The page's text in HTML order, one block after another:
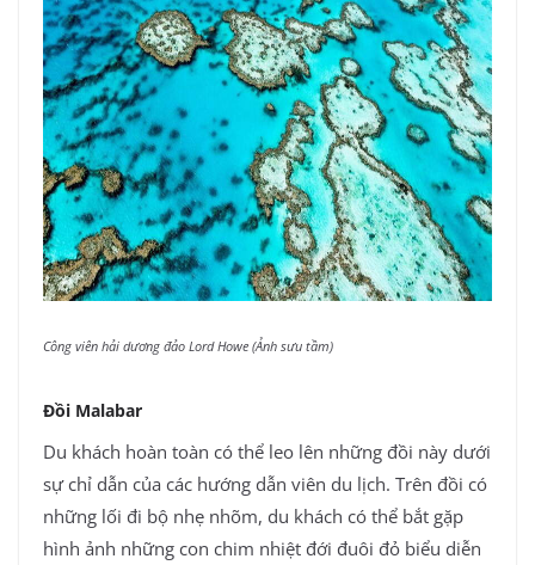
Công viên hải dương đảo Lord Howe (Ảnh sưu tầm)
Đồi Malabar
Du khách hoàn toàn có thể leo lên những đồi này dưới
sự chỉ dẫn của các hướng dẫn viên du lịch. Trên đồi có
những lối đi bộ nhẹ nhõm, du khách có thể bắt gặp
hình ảnh những con chim nhiệt đới đuôi đỏ biểu diễn